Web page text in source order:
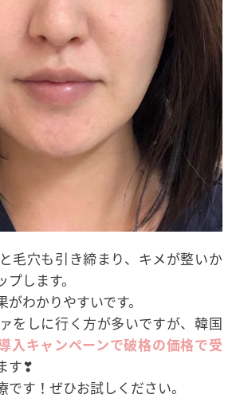
毛穴も引き締まり、キメが整いか
します。
わかりやすいです。
をしに行く方が多いですが、韓国
入キャンペーンで破格の価格で受
す❣
す！ぜひお試しください。